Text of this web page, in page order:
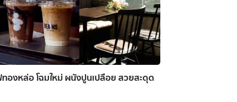
ทองหล่อ โฉมใหม่ ผนังปูนเปลือย สวยสะดุด